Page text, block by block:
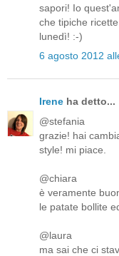
sapori! Io
che tipiche
lunedì! :-)
6 agosto 2012
Irene ha detto...
@stefania
grazie! hai
style! mi piace.
@chiara
è veramente
le patate bollite
@laura
ma sai che ci